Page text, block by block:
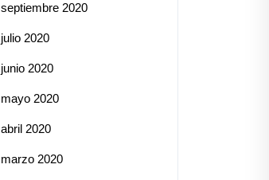
septiembre 2020
julio 2020
junio 2020
mayo 2020
abril 2020
marzo 2020